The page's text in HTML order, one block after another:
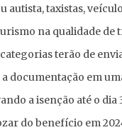
autista, taxistas,
na qualidade de
terão de
documentação em
a isenção até o dia
do benefício em